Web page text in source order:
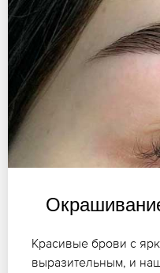
Красивые брови с
выразительным, и